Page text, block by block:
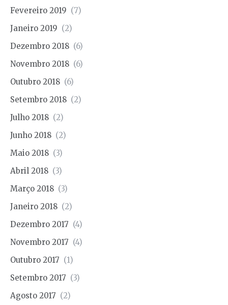
Fevereiro 2019 (7)
Janeiro 2019 (2)
Dezembro 2018 (6)
Novembro 2018 (6)
Outubro 2018 (6)
Setembro 2018 (2)
Julho 2018 (2)
Junho 2018 (2)
Maio 2018 (3)
Abril 2018 (3)
Março 2018 (3)
Janeiro 2018 (2)
Dezembro 2017 (4)
Novembro 2017 (4)
Outubro 2017 (1)
Setembro 2017 (3)
Agosto 2017 (2)